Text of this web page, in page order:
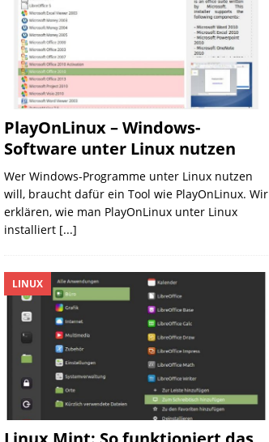
PlayOnLinux – Windows-
Software unter Linux nutzen
Wer Windows-Programme unter Linux nutzen
will, braucht dafür ein Tool wie PlayOnLinux. Wir
erklären, wie man PlayOnLinux unter Linux
installiert [...]
LINUX